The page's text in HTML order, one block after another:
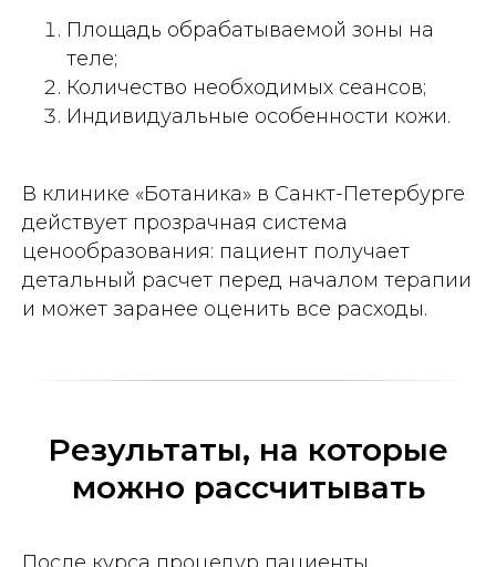
Площадь обрабатываемой зоны на
теле;
Количество необходимых сеансов;
Индивидуальные особенности кожи.
В клинике «Ботаника» в Санкт-Петербурге
действует прозрачная система
ценообразования: пациент получает
детальный расчет перед началом терапии
и может заранее оценить все расходы.
Результаты, на которые
можно рассчитывать